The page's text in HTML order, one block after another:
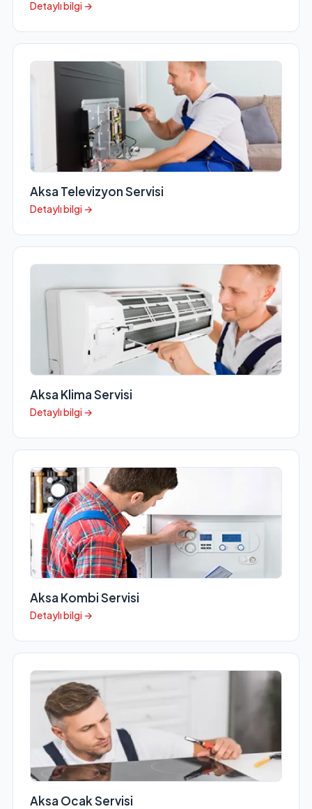
Detaylı bilgi →
Aksa Televizyon Servisi
Detaylı bilgi →
Aksa Klima Servisi
Detaylı bilgi →
Aksa Kombi Servisi
Detaylı bilgi →
Aksa Ocak Servisi